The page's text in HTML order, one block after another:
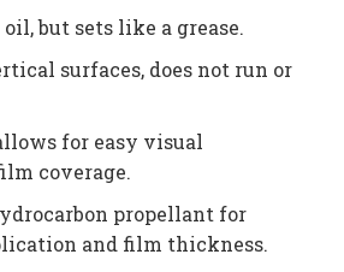
but sets like a grease.
surfaces, does not run or
for easy visual
coverage.
propellant for
and film thickness.